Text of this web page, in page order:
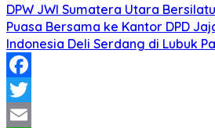
DPW JWI Sumatera Utara
Puasa Bersama ke Kantor DPD
Indonesia Deli Serdang di Lubuk
Facebook
Twitter